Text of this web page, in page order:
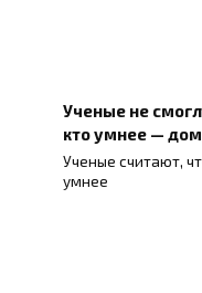
Ученые не
кто умнее —
Ученые считают,
умнее